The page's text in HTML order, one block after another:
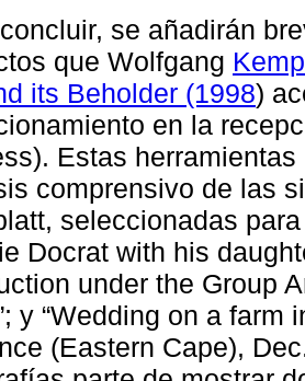
se añadirán
que Wolfgang
its Beholder (1998)
en la
Estas
comprensivo de las
seleccionadas
Docrat with his
under the Group
y “Wedding on a
(Eastern Cape),